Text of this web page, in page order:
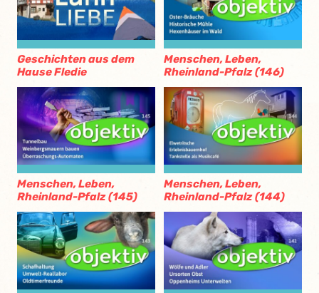
Geschichten aus dem
Hause Fledie
Menschen, Leben,
Rheinland-Pfalz (146)
Menschen, Leben,
Rheinland-Pfalz (145)
Menschen, Leben,
Rheinland-Pfalz (144)